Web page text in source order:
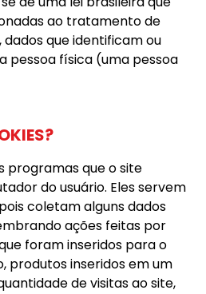
ao tratamento de
dados que identificam ou
pessoa física (uma pessoa
programas que o site
do usuário. Eles servem
coletam alguns dados
ações feitas por
foram inseridos para o
produtos inseridos em um
de visitas ao site,